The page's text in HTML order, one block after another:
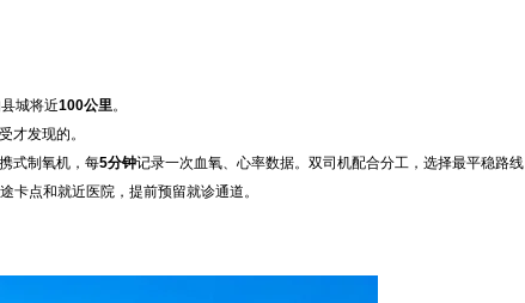
城将近100公里 。
才发现的。
式制氧机，每5分钟记录一次血氧、心率数据。双司机配合分工，选择最平稳路线
卡点和就近医院，提前预留就诊通道。